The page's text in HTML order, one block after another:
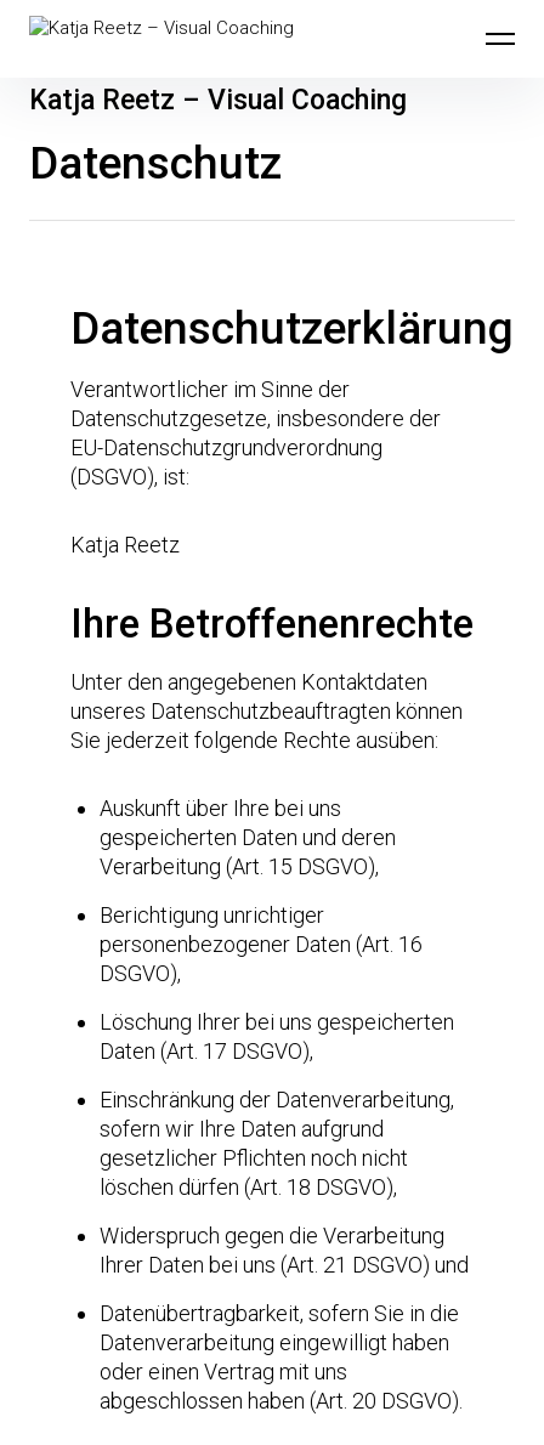
Katja Reetz – Visual Coaching
Datenschutz
Datenschutzerklärung
Verantwortlicher im Sinne der
Datenschutzgesetze, insbesondere der
EU-Datenschutzgrundverordnung
(DSGVO), ist:
Katja Reetz
Ihre Betroffenenrechte
Unter den angegebenen Kontaktdaten
unseres Datenschutzbeauftragten können
Sie jederzeit folgende Rechte ausüben:
Auskunft über Ihre bei uns
gespeicherten Daten und deren
Verarbeitung (Art. 15 DSGVO),
Berichtigung unrichtiger
personenbezogener Daten (Art. 16
DSGVO),
Löschung Ihrer bei uns gespeicherten
Daten (Art. 17 DSGVO),
Einschränkung der Datenverarbeitung,
sofern wir Ihre Daten aufgrund
gesetzlicher Pflichten noch nicht
löschen dürfen (Art. 18 DSGVO),
Widerspruch gegen die Verarbeitung
Ihrer Daten bei uns (Art. 21 DSGVO) und
Datenübertragbarkeit, sofern Sie in die
Datenverarbeitung eingewilligt haben
oder einen Vertrag mit uns
abgeschlossen haben (Art. 20 DSGVO).